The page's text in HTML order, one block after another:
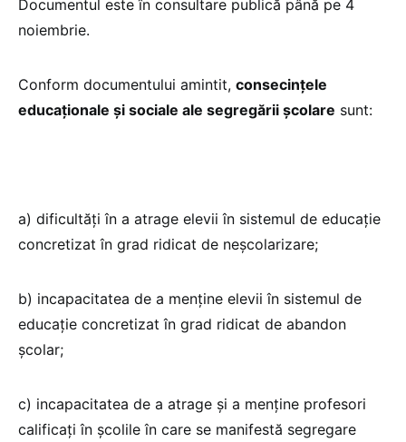
Documentul este în consultare publică până pe 4
noiembrie.
Conform documentului amintit, consecințele
educaționale și sociale ale segregării școlare sunt:
a) dificultăți în a atrage elevii în sistemul de educație
concretizat în grad ridicat de neșcolarizare;
b) incapacitatea de a menține elevii în sistemul de
educație concretizat în grad ridicat de abandon
școlar;
c) incapacitatea de a atrage și a menține profesori
calificați în școlile în care se manifestă segregare